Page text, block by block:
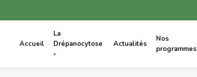
Accueil
La
Drépanocytose
Actualités
Nos
programmes